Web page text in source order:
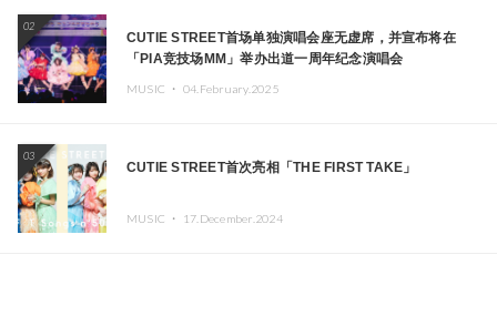
02
CUTIE STREET首场单独演唱会座无虚席，并宣布将在
「PIA竞技场MM」举办出道一周年纪念演唱会
MUSIC ・ 04.February.2025
03
CUTIE STREET首次亮相「THE FIRST TAKE」
MUSIC ・ 17.December.2024